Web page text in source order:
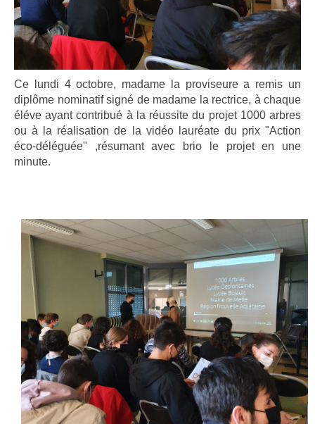
Ce lundi 4 octobre, madame la proviseure a remis un
diplôme nominatif signé de madame la rectrice, à chaque
éléve ayant contribué à la réussite du projet 1000 arbres
ou à la réalisation de la vidéo lauréate du prix "Action
éco-déléguée" ,résumant avec brio le projet en une
minute.